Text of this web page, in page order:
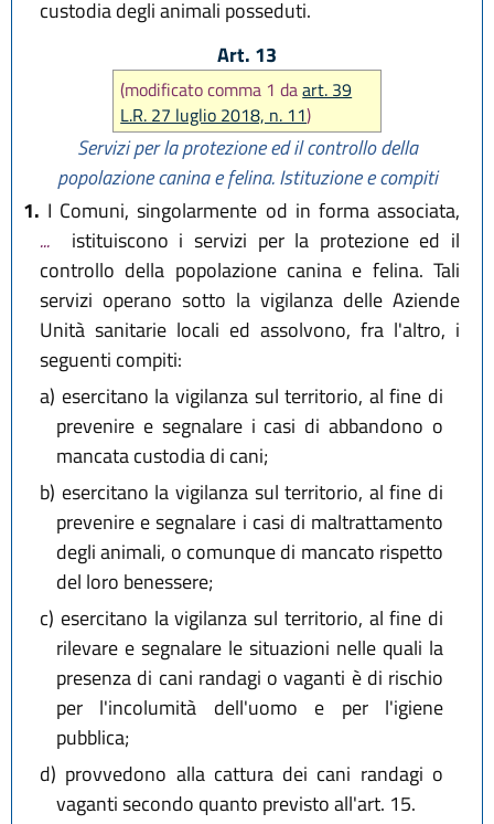
custodia degli animali posseduti.
Art. 13
(modificato comma 1 daart. 39
L.R. 27 luglio 2018, n. 11)
Servizi per la protezione ed il controllo della
popolazionecanina e felina. Istituzione e compiti
1. I Comuni, singolarmente od in forma associata,
...
istituiscono i servizi per la protezione ed il
controllo della popolazione canina e felina. Tali
servizi operano sotto la vigilanza delle Aziende
Unità sanitarie locali ed assolvono, fra l'altro, i
seguenti compiti:
a) esercitano la vigilanza sul territorio, al fine di
prevenire e segnalare i casi di abbandono o
mancata custodia di cani;
b) esercitano la vigilanza sul territorio, al fine di
prevenire e segnalare i casi di maltrattamento
degli animali, o comunque di mancato rispetto
del loro benessere;
c) esercitano la vigilanza sul territorio, al fine di
rilevare e segnalare le situazioni nelle quali la
presenza di cani randagi o vaganti è di rischio
per l'incolumità dell'uomo e per l'igiene
pubblica;
d) provvedono alla cattura dei cani randagi o
vaganti secondo quanto previsto all'art. 15.